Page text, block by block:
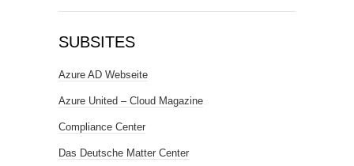
SUBSITES
Azure AD Webseite
Azure United – Cloud Magazine
Compliance Center
Das Deutsche Matter Center